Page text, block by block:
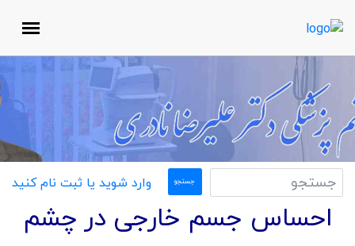
وارد شوید یا ثبت نام کنید
احساس جسم خارجی در چشم